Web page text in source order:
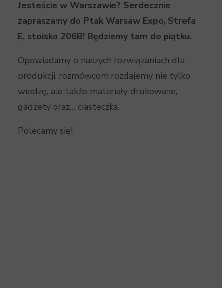
Jesteście w Warszawie? Serdecznie
zapraszamy do Ptak Warsaw Expo, Strefa
E, stoisko 206B! Będziemy tam do piątku.
Opowiadamy o naszych rozwiązaniach dla
produkcji, rozmówcom rozdajemy nie tylko
wiedzę, ale także materiały drukowane,
gadżety oraz… ciasteczka.
Polecamy się!